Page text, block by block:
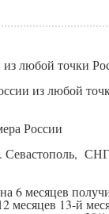
любой точки
из любой
России
месяцев
13-й